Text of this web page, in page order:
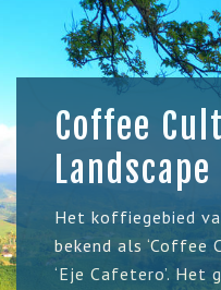
Coffee
Landscape
Het koffiegebied
bekend als ‘Coffee
‘Eje Cafetero’. Het